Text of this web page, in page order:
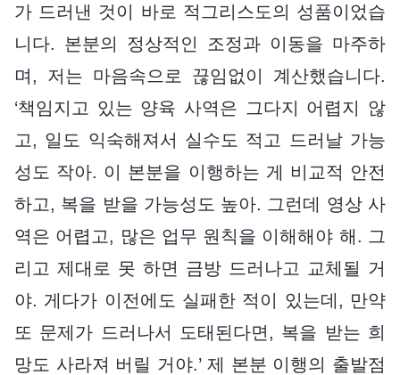
가 드러낸 것이 바로 적그리스도의 성품이었습
니다. 본분의 정상적인 조정과 이동을 마주하
며, 저는 마음속으로 끊임없이 계산했습니다.
‘책임지고 있는 양육 사역은 그다지 어렵지 않
고, 일도 익숙해져서 실수도 적고 드러날 가능
성도 작아. 이 본분을 이행하는 게 비교적 안전
하고, 복을 받을 가능성도 높아. 그런데 영상 사
역은 어렵고, 많은 업무 원칙을 이해해야 해. 그
리고 제대로 못 하면 금방 드러나고 교체될 거
야. 게다가 이전에도 실패한 적이 있는데, 만약
또 문제가 드러나서 도태된다면, 복을 받는 희
망도 사라져 버릴 거야.’ 제 본분 이행의 출발점